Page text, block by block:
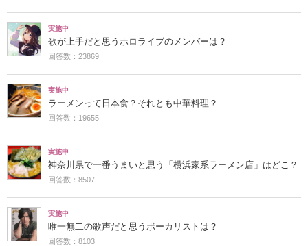
実施中
歌が上手だと思うホロライブのメンバーは？
回答数：23869
実施中
ラーメンって日本食？それとも中華料理？
回答数：19655
実施中
神奈川県で一番うまいと思う「横浜家系ラーメン店」はどこ？
回答数：8507
実施中
唯一無二の歌声だと思うボーカリストは？
回答数：8103